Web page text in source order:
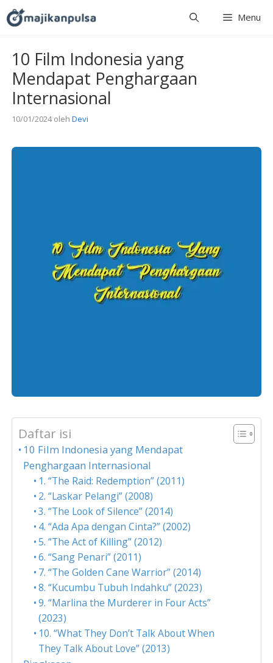
Langsung
ke
Menu
10 Film Indonesia yang
Mendapat Penghargaan
Internasional
10/01/2024 oleh Devi
Daftar isi
10 Film Indonesia yang Mendapat
Penghargaan Internasional
1. “The Raid: Redemption” (2011)
2. “Laskar Pelangi” (2008)
3. “The Look of Silence” (2014)
4. “Ada Apa dengan Cinta?” (2002)
5. “The Act of Killing” (2012)
6. “Sang Penari” (2011)
7. “The Golden Cane Warrior” (2014)
8. “Kucumbu Tubuh Indahku” (2023)
9. “Marlina the Murderer in Four Acts”
(2023)
10. “What They Don’t Talk About When
They Talk About Love” (2013)